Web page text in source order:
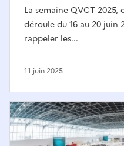
La semaine QVCT 2025,
déroule du 16 au 20 juin
rappeler les...
11 juin 2025